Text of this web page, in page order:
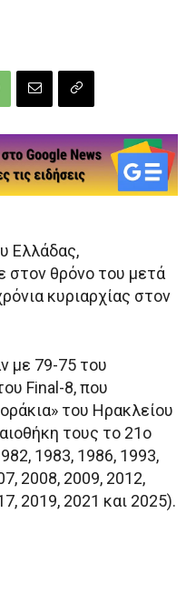
Ελλάδας,
στον θρόνο του μετά
κυριαρχίας στον
με 79-75 του
Final-8, που
του Ηρακλείου
τους το 21ο
1983, 1986, 1993,
2008, 2009, 2012,
2019, 2021 και 2025).